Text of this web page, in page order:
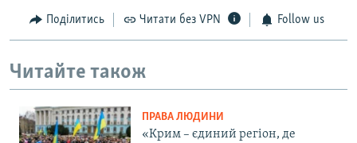
Поділитись Читати без VPN Follow us
Читайте також
ПРАВА ЛЮДИНИ
«Крим – єдиний регіон, де